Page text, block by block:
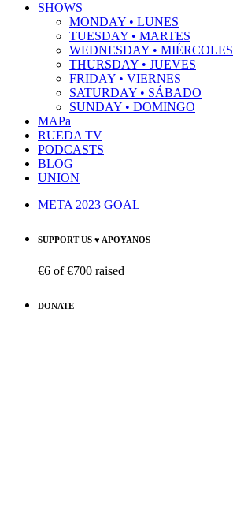
SHOWS
MONDAY • LUNES
TUESDAY • MARTES
WEDNESDAY • MIÉRCOLES
THURSDAY • JUEVES
FRIDAY • VIERNES
SATURDAY • SÁBADO
SUNDAY • DOMINGO
MAPa
RUEDA TV
PODCASTS
BLOG
UNION
META 2023 GOAL
SUPPORT US ♥ APOYANOS
€6 of€700 raised
DONATE